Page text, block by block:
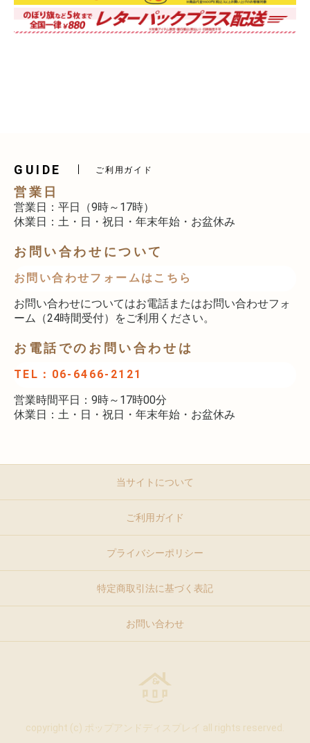
GUIDE ご利用ガイド
営業日
営業日：平日（9時～17時）
休業日：土・日・祝日・年末年始・お盆休み
お問い合わせについて
お問い合わせフォームはこちら
お問い合わせについてはお電話またはお問い合わせフォ
ーム（24時間受付）をご利用ください。
お電話でのお問い合わせは
TEL：06-6466-2121
営業時間平日：9時～17時00分
休業日：土・日・祝日・年末年始・お盆休み
当サイトについて
ご利用ガイド
プライバシーポリシー
特定商取引法に基づく表記
お問い合わせ
copyright (c) ポップアンドディスプレイ all rights reserved.